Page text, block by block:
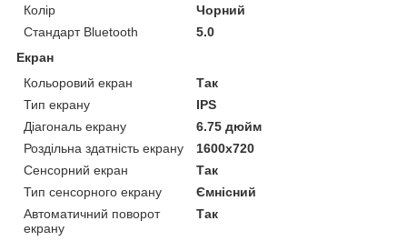
Колір
Чорний
Стандарт Bluetooth
5.0
Екран
Кольоровий екран
Так
Тип екрану
IPS
Діагональ екрану
6.75 дюйм
Роздільна здатність екрану
1600x720
Сенсорний екран
Так
Тип сенсорного екрану
Ємнісний
Автоматичний поворот
екрану
Так